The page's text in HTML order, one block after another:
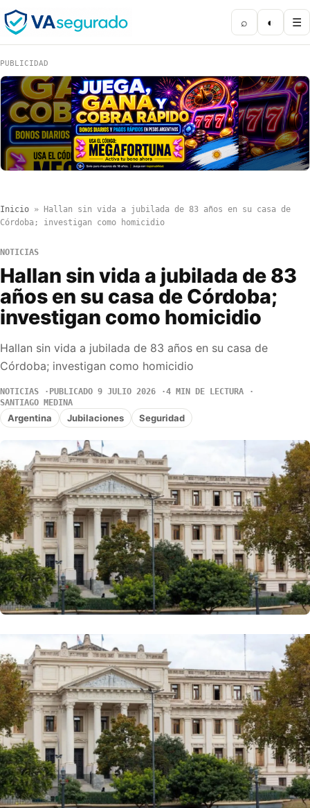
⌕ ◐ ☰
PUBLICIDAD
Inicio »
Hallan sin vida a jubilada de 83 años en su casa de
Córdoba; investigan como homicidio
NOTICIAS
Hallan sin vida a jubilada de 83
años en su casa de Córdoba;
investigan como homicidio
Hallan sin vida a jubilada de 83 años en su casa de
Córdoba; investigan como homicidio
NOTICIAS PUBLICADO 9 JULIO 2026
4 MIN DE LECTURA
SANTIAGO MEDINA
Argentina Jubilaciones Seguridad